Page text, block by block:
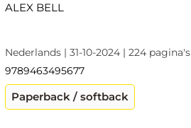
ALEX BELL
Nederlands | 31-10-2024 | 224 pagina's
9789463495677
Paperback / softback